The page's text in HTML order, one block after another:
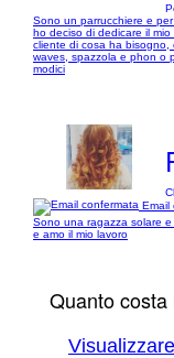
Sono un parrucchiere e
ho deciso di dedicare il
cliente di cosa ha bisogno,
waves, spazzola e phon o
modici
Email
Sono una ragazza solare
e amo il mio lavoro
Quanto